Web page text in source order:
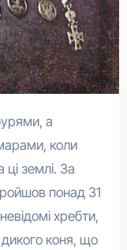
коли
землі. За
понад 31
хребти,
дикого коня, що